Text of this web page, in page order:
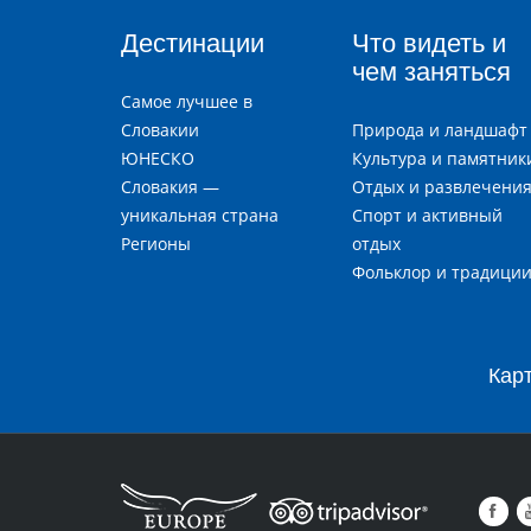
Дестинации
Самое лучшее в
Словакии
ЮНЕСКО
Словакия —
уникальная страна
Регионы
Что видеть и
чем заняться
Природа и ландшафт
Культура и
Отдых и развлечения
Спорт и активный
отдых
Фольклор и традиции